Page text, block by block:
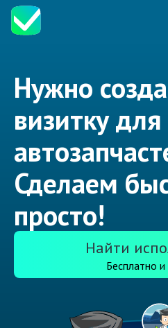
Нужно
визитку для
Сделаем
просто!
Найти
Бесплатно